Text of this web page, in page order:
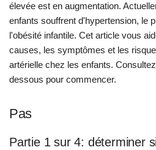
élevée est en augmentation.
enfants souffrent d'hypertension, le
l'obésité infantile. Cet article vous
causes, les symptômes et les
artérielle chez les enfants.
dessous pour commencer.
Pas
Partie 1 sur 4: déterminer